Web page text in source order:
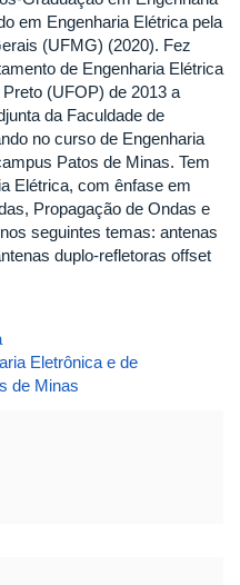
em Engenharia Elétrica pela
(UFMG) (2020). Fez
de Engenharia Elétrica
(UFOP) de 2013 a
da Faculdade de
no curso de Engenharia
Patos de Minas. Tem
Elétrica, com ênfase em
Propagação de Ondas e
seguintes temas: antenas
duplo-refletoras offset
Eletrônica e de
de Minas